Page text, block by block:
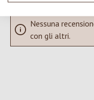
Nessuna
con gli altri.